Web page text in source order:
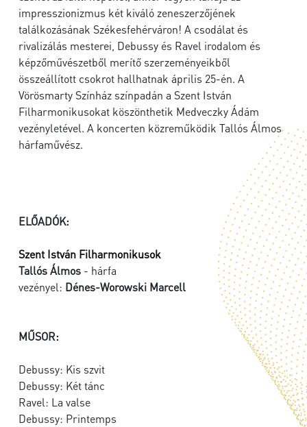
impresszionizmus két kiváló zeneszerzőjének
találkozásának Székesfehérváron! A csodálat és
rivalizálás mesterei, Debussy és Ravel irodalom és
képzőművészetből merítő szerzeményeikből
összeállított csokrot hallhatnak április 25-én. A
Vörösmarty Színház színpadán a Szent István
Filharmonikusokat köszönthetik Medveczky Ádám
vezényletével. A koncerten közreműködik Tallós Álmos
hárfaművész.
ELŐADÓK:
Szent István Filharmonikusok
Tallós Álmos - hárfa
vezényel: Dénes-Worowski Marcell
MŰSOR:
Debussy: Kis szvit
Debussy: Két tánc
Ravel: La valse
Debussy: Printemps